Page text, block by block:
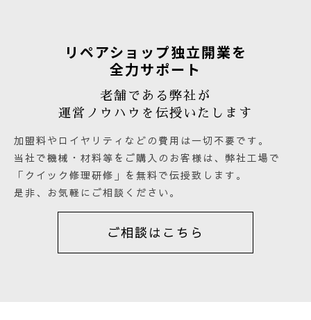
リペアショップ独立開業を
全力サポート
老舗である弊社が
運営ノウハウを伝授いたします
加盟料やロイヤリティなどの費用は一切不要です。
当社で機械・材料等をご購入のお客様は、弊社工場で
「クイック修理研修」を無料で伝授致します。
是非、お気軽にご相談ください。
ご相談はこちら